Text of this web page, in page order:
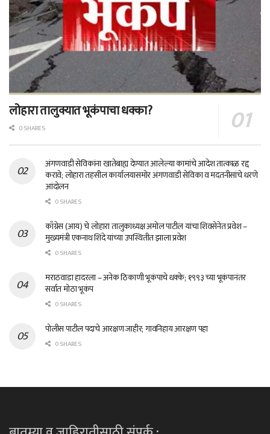
लोहारा तालुक्यात भूकंपाचा धक्का?
0 SHARES
अंगणवाडी सेविकांना खातेबाह्य देण्यात आलेल्या कामांचे आदेश तात्काळ रद्द
करावे; लोहारा तहसील कार्यालयासमोर अंगणवाडी सेविका व मदतनीसांचे धरणे
आंदोलन
0 SHARES
काँग्रेस (आय) चे लोहारा तालुकाध्यक्ष अमोल पाटील यांचा शिवसेनेत प्रवेश –
मुख्यमंत्री एकनाथ शिंदे यांच्या उपस्थितीत झाला प्रवेश
0 SHARES
मराठवाडा हादरला – अनेक ठिकाणी भूकंपाचे धक्के; १९९३ च्या भूकंपानंतर
सर्वात मोठा भूकंप
0 SHARES
पोलीस पाटील पदाचे आरक्षण जाहीर; गावनिहाय आरक्षण पहा
0 SHARES